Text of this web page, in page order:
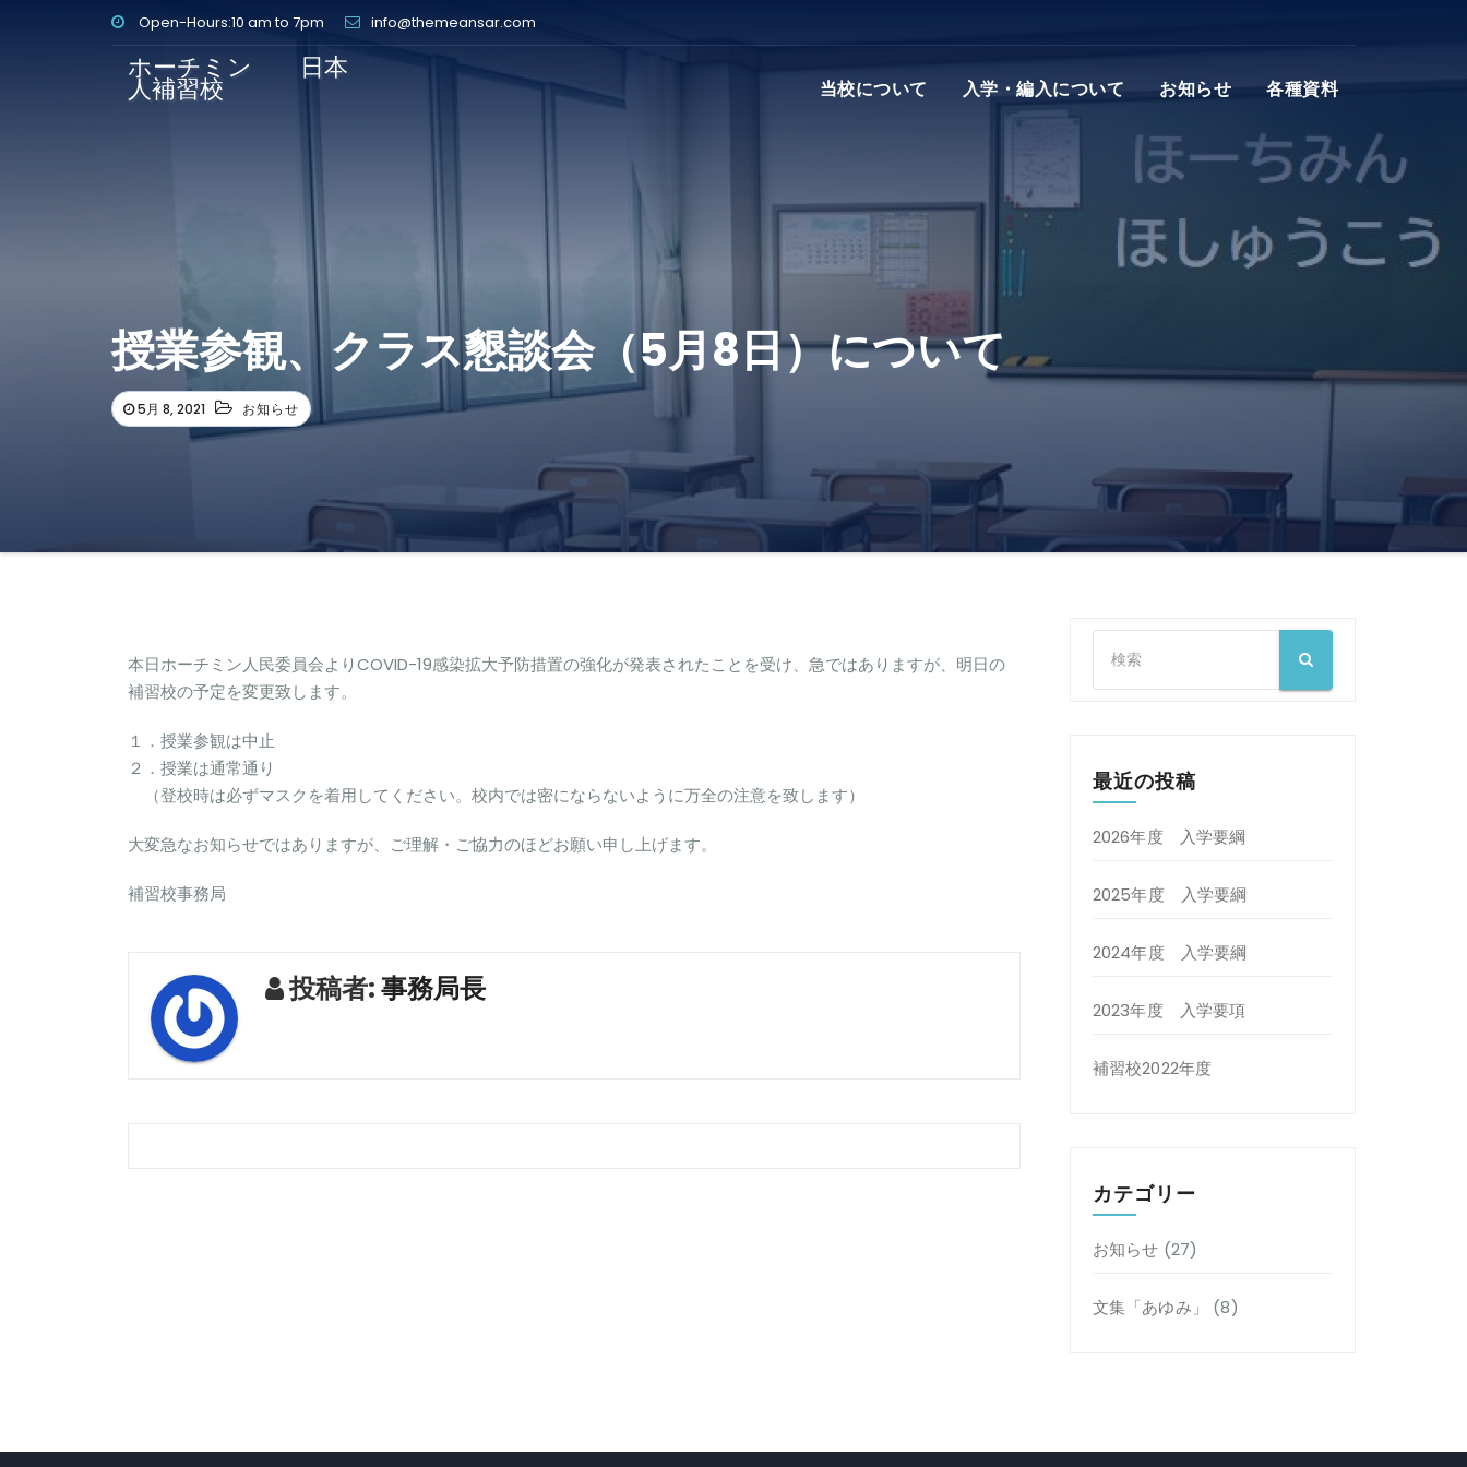
Open-Hours:10 am to 7pm info@themeansar.com
ホーチミン 日本
人補習校 当校について 入学・編入について お知らせ 各種資料
授業参観、クラス懇談会（5月8日）について
5月 8, 2021 お知らせ
本日ホーチミン人民委員会よりCOVID-19感染拡大予防措置の強化が発表されたことを受け、急ではありますが、明日の
補習校の予定を変更致します。
１．授業参観は中止
２．授業は通常通り
（登校時は必ずマスクを着用してください。校内では密にならないように万全の注意を致します）
大変急なお知らせではありますが、ご理解・ご協力のほどお願い申し上げます。
補習校事務局
投稿者:事務局長
最近の投稿
2026年度 入学要綱
2025年度 入学要綱
2024年度 入学要綱
2023年度 入学要項
補習校2022年度
カテゴリー
お知らせ (27)
文集「あゆみ」 (8)